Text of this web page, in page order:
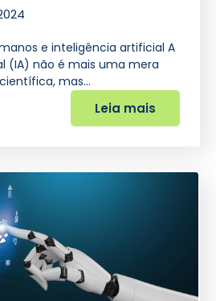
e inteligência artificial A
(IA) não é mais uma mera
mas…
Leia mais